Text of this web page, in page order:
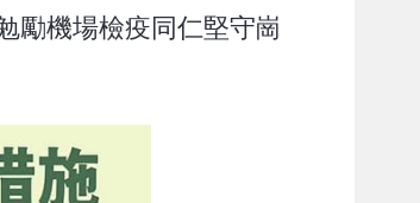
勵機場檢疫同仁堅守崗